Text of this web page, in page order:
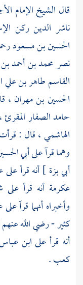
قال الشيخ الإمام
ناشر الدين ركن
الحسين بن مسعود
نصر محمد بن أحمد
القاسم طاهر بن علي
الحسين بن مهران ،
حامد الصفار المقرئ
الهاشمي، قال :
وهما قرآ علىأبي
أبي بزة] أنه قرأ على
عكرمةأنه قرأ على
وأخبراه أنهما قرآ على
كثير- رضي الله عنهم
أنه قرأ علىابن
كعب.